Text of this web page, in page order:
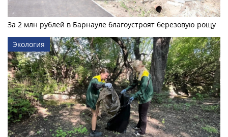
За 2 млн рублей в Барнауле благоустроят березовую рощу
Экология